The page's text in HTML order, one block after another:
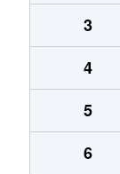
3
4
5
6